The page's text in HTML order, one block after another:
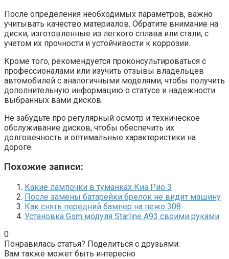
После определения необходимых параметров, важно
учитывать качество материалов. Обратите внимание на
диски, изготовленные из легкого сплава или стали, с
учетом их прочности и устойчивости к коррозии.
Кроме того, рекомендуется проконсультироваться с
профессионалами или изучить отзывы владельцев
автомобилей с аналогичными моделями, чтобы получить
дополнительную информацию о статусе и надежности
выбранных вами дисков.
Не забудьте про регулярный осмотр и техническое
обслуживание дисков, чтобы обеспечить их
долговечность и оптимальные характеристики на
дороге.
Похожие записи:
Какие лампочки в туманках Киа Рио 3
После замены батарейки брелок не видит машину
Как снять передний бампер на пежо 308
Установка Gsm модуля Starline A93 своими руками
0
Понравилась статья? Поделиться с друзьями:
Вам также может быть интересно